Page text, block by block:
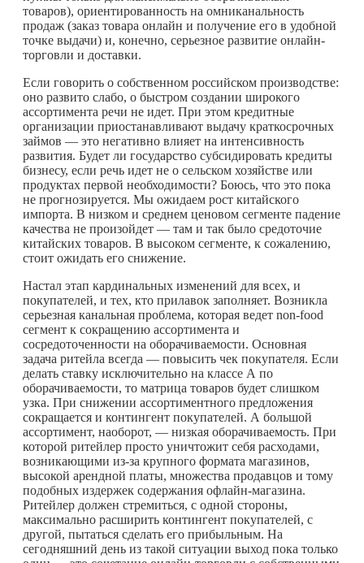
товаров), ориентированность на омниканальность
продаж (заказ товара онлайн и получение его в удобной
точке выдачи) и, конечно, серьезное развитие онлайн-
торговли и доставки.
Если говорить о собственном российском производстве:
оно развито слабо, о быстром создании широкого
ассортимента речи не идет. При этом кредитные
организации приостанавливают выдачу краткосрочных
займов — это негативно влияет на интенсивность
развития. Будет ли государство субсидировать кредиты
бизнесу, если речь идет не о сельском хозяйстве или
продуктах первой необходимости? Боюсь, что это пока
не прогнозируется. Мы ожидаем рост китайского
импорта. В низком и среднем ценовом сегменте падение
качества не произойдет — там и так было средоточие
китайских товаров. В высоком сегменте, к сожалению,
стоит ожидать его снижение.
Настал этап кардинальных изменений для всех, и
покупателей, и тех, кто прилавок заполняет. Возникла
серьезная канальная проблема, которая ведет non-food
сегмент к сокращению ассортимента и
сосредоточенности на оборачиваемости. Основная
задача ритейла всегда — повысить чек покупателя. Если
делать ставку исключительно на классе А по
оборачиваемости, то матрица товаров будет слишком
узка. При снижении ассортиментного предложения
сокращается и контингент покупателей. А большой
ассортимент, наоборот, — низкая оборачиваемость. При
которой ритейлер просто уничтожит себя расходами,
возникающими из-за крупного формата магазинов,
высокой арендной платы, множества продавцов и тому
подобных издержек содержания офлайн-магазина.
Ритейлер должен стремиться, с одной стороны,
максимально расширить контингент покупателей, с
другой, пытаться сделать его прибыльным. На
сегодняшний день из такой ситуации выход пока только